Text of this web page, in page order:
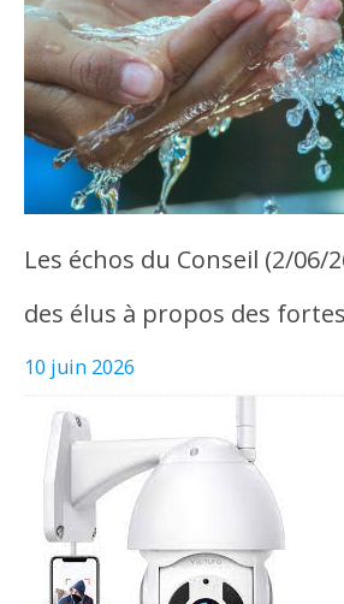
Les échos du Conseil (2/06/
des élus à propos des
10 juin 2026